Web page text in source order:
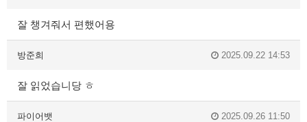
잘 챙겨줘서 편했어용
방준희 2025.09.22 14:53
잘 읽었습니당 ㅎ
파이어뱃 2025.09.26 11:50